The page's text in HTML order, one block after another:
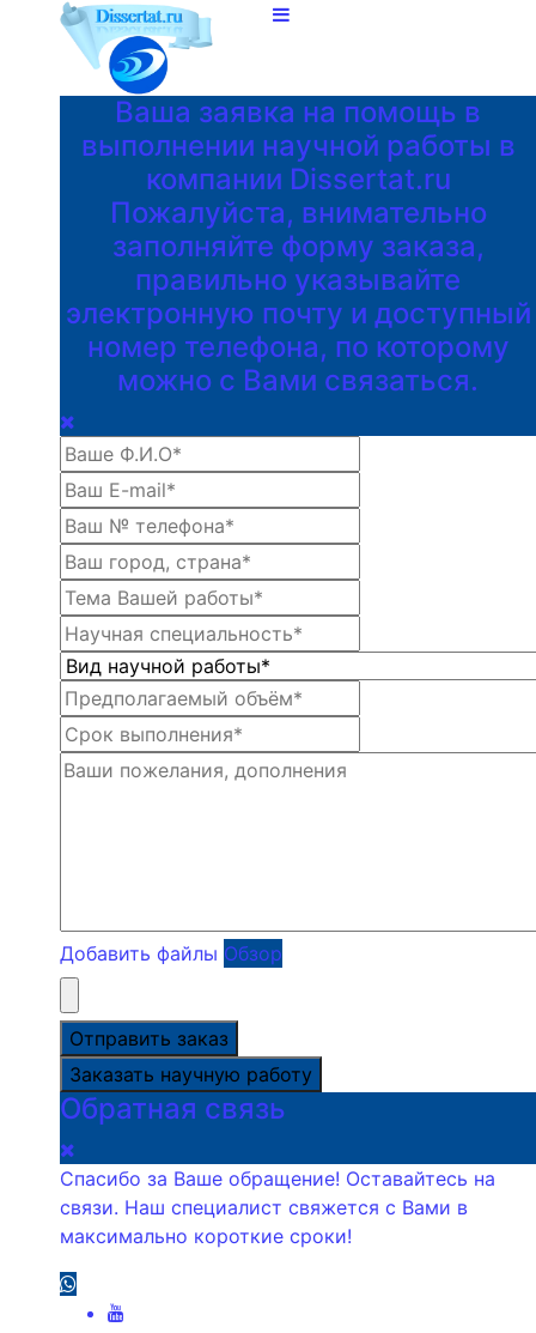
Ваша заявка на помощь в
выполнении научной работы в
компании Dissertat.ru
Пожалуйста, внимательно
заполняйте форму заказа,
правильно указывайте
электронную почту и доступный
номер телефона, по которому
можно с Вами связаться.
Добавить файлы Обзор
Отправить заказ
Заказать научную работу
Обратная связь
Спасибо за Ваше обращение! Оставайтесь на
связи. Наш специалист свяжется с Вами в
максимально короткие сроки!